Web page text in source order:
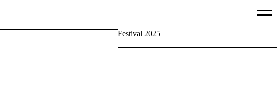
Festival 2025